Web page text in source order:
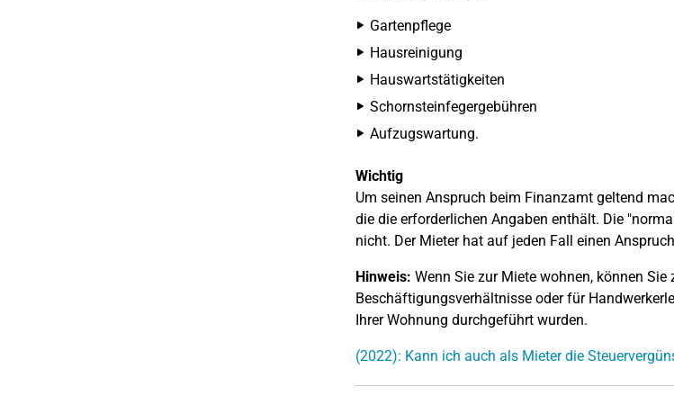
Gartenpflege
Hausreinigung
Hauswartstätigkeiten
Schornsteinfegergebühren
Aufzugswartung.
Wichtig
Um seinen Anspruch beim Finanzamt geltend
die die erforderlichen Angaben enthält. Die
nicht. Der Mieter hat auf jeden Fall einen
Hinweis: Wenn Sie zur Miete wohnen, können
Beschäftigungsverhältnisse oder für
Ihrer Wohnung durchgeführt wurden.
(2022): Kann ich auch als Mieter die